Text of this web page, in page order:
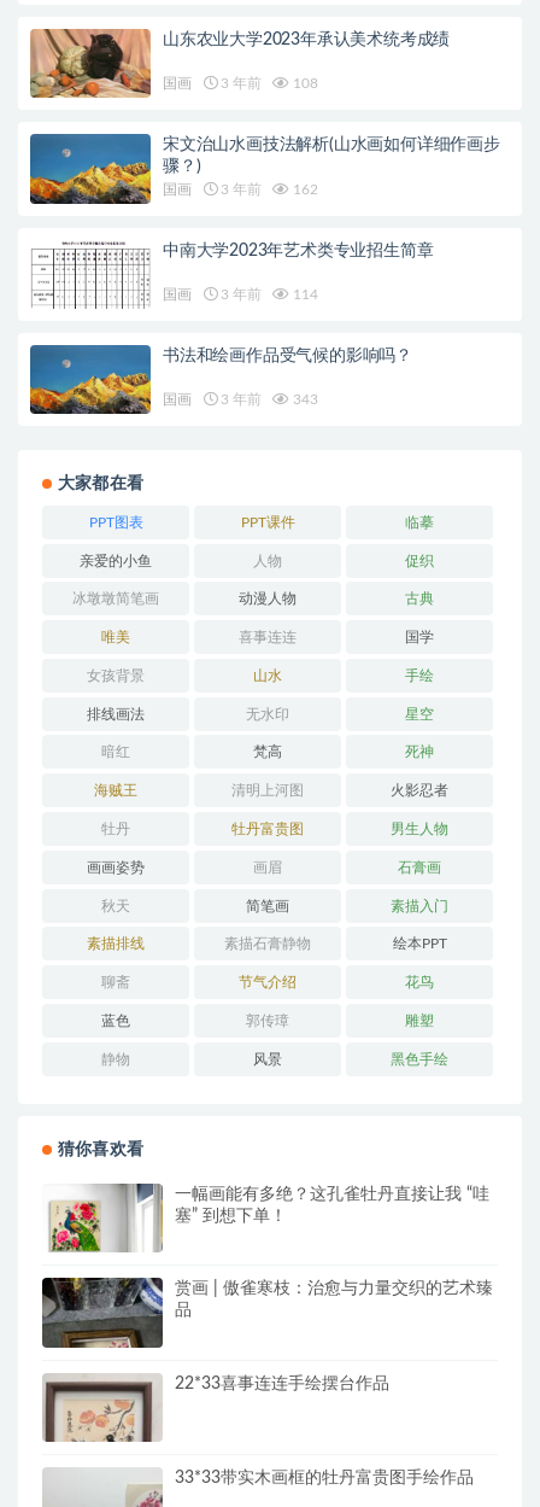
山东农业大学2023年承认美术统考成绩
国画 3 年前 108
宋文治山水画技法解析(山水画如何详细作画步
骤？)
国画 3 年前 162
中南大学2023年艺术类专业招生简章
国画 3 年前 114
书法和绘画作品受气候的影响吗？
国画 3 年前 343
大家都在看
PPT图表 PPT课件 临摹
亲爱的小鱼 人物 促织
冰墩墩简笔画 动漫人物 古典
唯美 喜事连连 国学
女孩背景 山水 手绘
排线画法 无水印 星空
暗红 梵高 死神
海贼王 清明上河图 火影忍者
牡丹 牡丹富贵图 男生人物
画画姿势 画眉 石膏画
秋天 简笔画 素描入门
素描排线 素描石膏静物 绘本PPT
聊斋 节气介绍 花鸟
蓝色 郭传璋 雕塑
静物 风景 黑色手绘
猜你喜欢看
一幅画能有多绝？这孔雀牡丹直接让我 “哇
塞” 到想下单！
赏画 | 傲雀寒枝：治愈与力量交织的艺术臻
品
22*33喜事连连手绘摆台作品
33*33带实木画框的牡丹富贵图手绘作品